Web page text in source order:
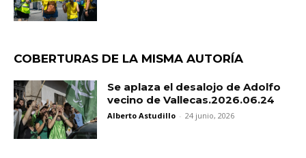
COBERTURAS DE LA MISMA AUTORÍA
Se aplaza el desalojo de Adolfo
vecino de Vallecas.2026.06.24
Alberto Astudillo - 24 junio, 2026